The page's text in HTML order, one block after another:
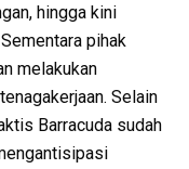
hingga kini
pihak
melakukan
Selain
Barracuda sudah